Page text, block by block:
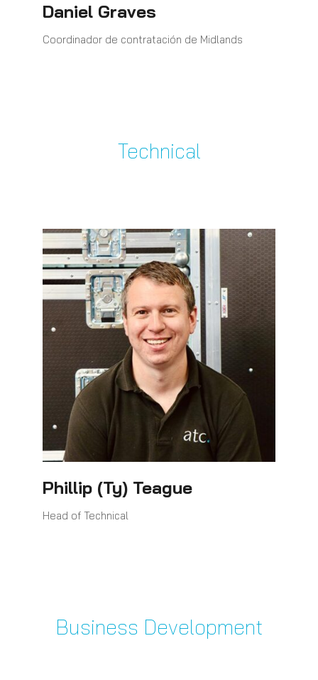
Daniel Graves
Coordinador de contratación de Midlands
Technical
Phillip (Ty) Teague
Head of Technical
Business Development